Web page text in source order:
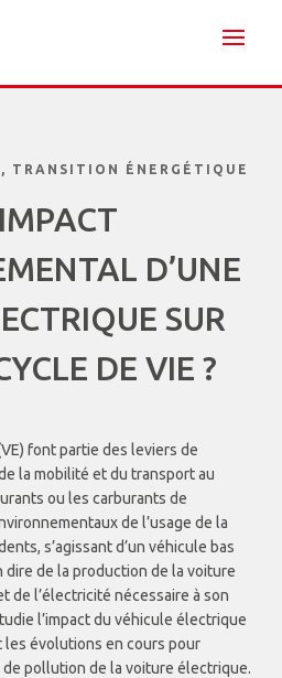
, TRANSITION ÉNERGÉTIQUE
D’UNE
SUR
DE VIE ?
font partie des leviers de
la mobilité et du transport au
ou les carburants de
de l’usage de la
s’agissant d’un véhicule bas
dire de la production de la voiture
de l’électricité nécessaire à son
l’impact du véhicule électrique
évolutions en cours pour
pollution de la voiture électrique.